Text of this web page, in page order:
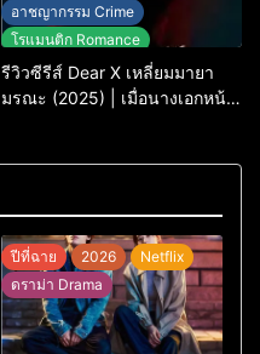
อาชญากรรม Crime
โรแมนติก Romance
รีวิวซีรีส์ Dear X เหลี่ยมมายา
มรณะ (2025) | เมื่อนางเอกหน้า
ปีที่ฉาย 2026
Netflix
ดราม่า Drama